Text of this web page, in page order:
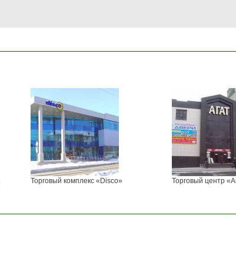
Торговый комплекс «Disco» Торговый центр